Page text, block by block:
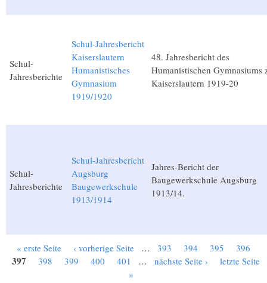
Schul-
Jahresberichte
Schul-Jahresbericht
Kaiserslautern
Humanistisches
Gymnasium
1919/1920
48. Jahresbericht des
Humanistischen Gymnasiums
Kaiserslautern 1919-20
Schul-
Jahresberichte
Schul-Jahresbericht
Augsburg
Baugewerkschule
1913/1914
Jahres-Bericht der
Baugewerkschule Augsburg
1913/14.
Seiten
« erste Seite ‹ vorherige Seite … 393 394 395 396
397 398 399 400 401 … nächste Seite ›
letzte Seite
»